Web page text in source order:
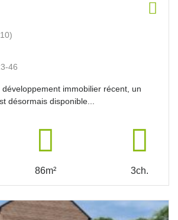
46
développement immobilier récent, un
désormais disponible...
86m² 3ch.